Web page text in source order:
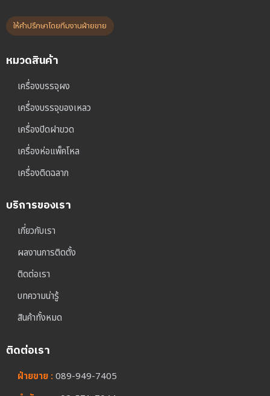
ให้คำปรึกษาโดยทีมงานฝ่ายขาย
หมวดสินค้า
เครื่องบรรจุผง
เครื่องบรรจุของเหลว
เครื่องปิดฝาขวด
เครื่องห่อแพ็คโหล
เครื่องติดฉลาก
บริการของเรา
เกี่ยวกับเรา
ผลงานการติดตั้ง
ติดต่อเรา
บทความน่ารู้
สินค้าทั้งหมด
ติดต่อเรา
ฝ่ายขาย :089-949-7405